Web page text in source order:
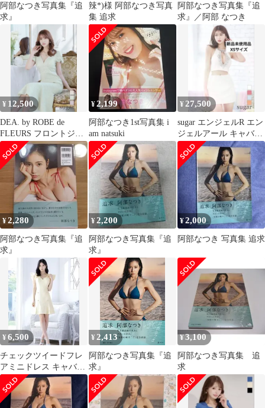
阿部なつき写真集『追
求』
辣*)様 阿部なつき写真
集 追求
阿部なつき写真集『追
求』／阿部 なつき
¥ 12,500
DEA. by ROBE de
FLEURS フロントジッ
パー マーメイドドレス
¥2,199
阿部なつき1st写真集 i
am natsuki
¥ 27,500
sugar エンジェルR エン
ジェルアール キャバド
レス XS
¥2,280
阿部なつき写真集『追
求』
¥2,200
阿部なつき写真集『追
求』
¥2,000
阿部なつき 写真集 追求
¥6,500
チェックツイードフレ
アミニドレス キャバド
レス キャバクラ Sugar
ラメドレス
¥2,413
阿部なつき写真集『追
求』
¥3,100
阿部なつき写真集 追
求